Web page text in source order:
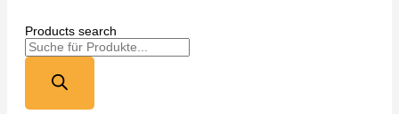
Products search